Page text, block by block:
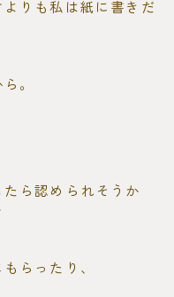
りも私は紙に書きだ
。
ら認められそうか
らったり、